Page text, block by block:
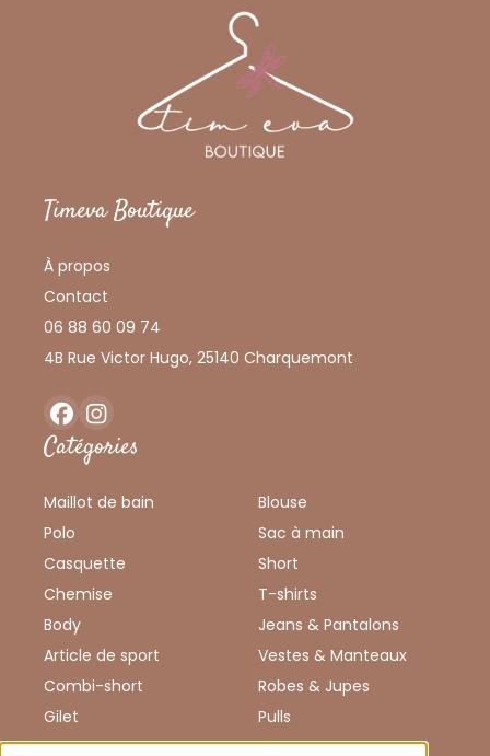
Timeva Boutique
À propos
Contact
06 88 60 09 74
4B Rue Victor Hugo, 25140 Charquemont
FacebookInstagram
Catégories
Maillot de bain
Polo
Casquette
Chemise
Body
Article de sport
Combi-short
Gilet
Débardeur
Blouse
Sac à main
Short
T-shirts
Jeans & Pantalons
Vestes & Manteaux
Robes & Jupes
Pulls
Chaussures